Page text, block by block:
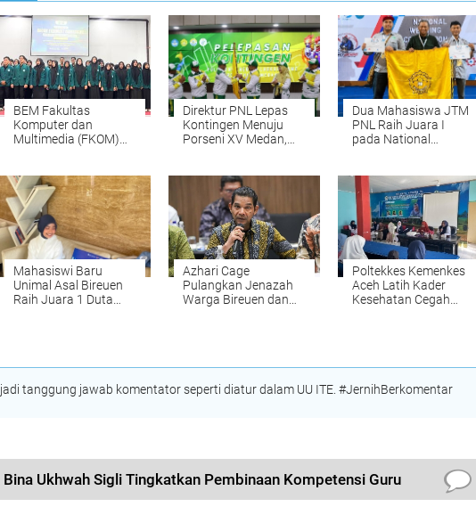
BEM Fakultas
Komputer dan
Multimedia (FKOM)
Direktur PNL Lepas
Kontingen Menuju
Porseni XV Medan,
Sportivitas
Dua Mahasiswa JTM
PNL Raih Juara I
pada National
Surabaya
Mahasiswi Baru
Unimal Asal Bireuen
Raih Juara 1 Duta
Azhari Cage
Pulangkan Jenazah
Warga Bireuen dan
Poltekkes Kemenkes
Aceh Latih Kader
Kesehatan Cegah
tanggung jawab komentator seperti diatur dalam UU ITE. #JernihBerkomentar
Bina Ukhwah Sigli Tingkatkan Pembinaan Kompetensi Guru